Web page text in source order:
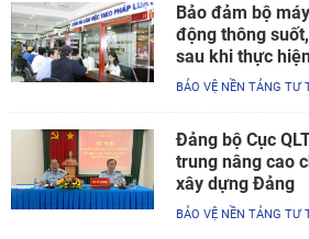
Bảo đảm bộ
động thông
sau khi thực
BẢO VỆ NỀN TẢNG TƯ
Đảng bộ Cục
trung nâng cao
xây dựng Đảng
BẢO VỆ NỀN TẢNG TƯ